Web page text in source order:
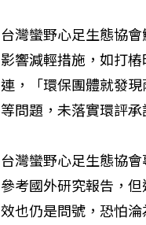
台灣蠻野心足生態協
影響減輕措施，如打
連，「環保團體就發
等問題，未落實環評承
台灣蠻野心足生態協
參考國外研究報告，
效也仍是問號，恐怕